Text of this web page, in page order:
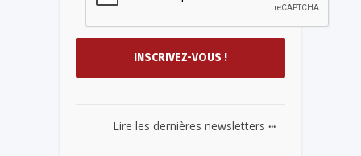
Lire les dernières newsletters ...